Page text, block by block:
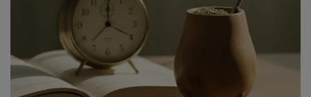
Yerba mate le matin ou le soir ? La clé d'un sommeil
Une matinée sans café ? Pour beaucoup, c'est
impensable. Pourtant, de plus en plus de personnes